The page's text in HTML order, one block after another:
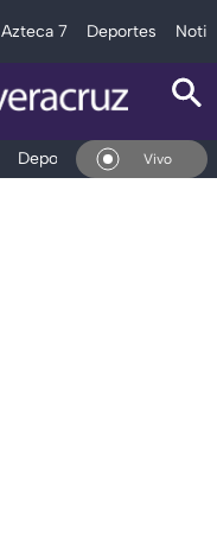
Azteca 7 Deportes
Deportes Espectáculos
En Vivo